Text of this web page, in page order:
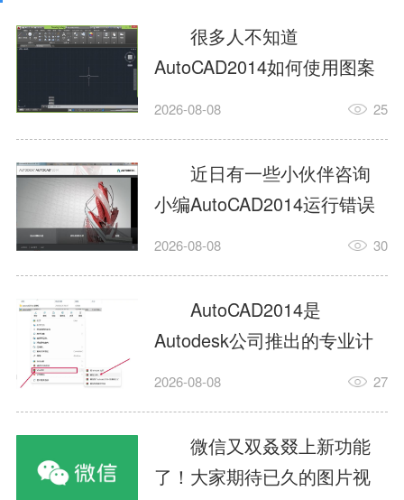
很多人不知道
AutoCAD2014如何使用图案
填充?今日为你们带来的文章
用图案填充的内容，还有不
清楚小伙伴和小编一起去学
习一下吧。1.打开
AutoCAD2014这款软件，进
入AutoCAD2014的操作界
面，如图所示：2.在该界面内
找到矩形选项，如图所示：3.
点击矩...
2026-08-08 25
近日有一些小伙伴咨询
小编AutoCAD2014运行错误
怎么办?下面就为大家带来了
办的解决方法，有需要的小
伙伴可以来了解了解哦。1.打
开控制面板，选择
AutodeskAutoCAD2014。2.
等AutodeskAutoCAD2014的
安装程序加载完毕。3.选择添
加/...
2026-08-08 30
AutoCAD2014是
Autodesk公司推出的专业计
算机辅助设计（CAD）软
子、建筑、服装等多个工程
与设计领域。作为行业标准
工具之一，它提供了强大的
2026-08-08 27
微信又双叒叕上新功能
了！大家期待已久的图片视